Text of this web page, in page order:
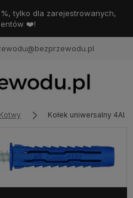
tylko dla zarejestrowanych,
❤️!
Kołek uniwersalny